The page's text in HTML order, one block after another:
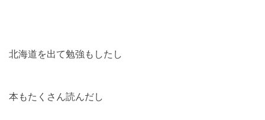
北海道を出て勉強もしたし
本もたくさん読んだし